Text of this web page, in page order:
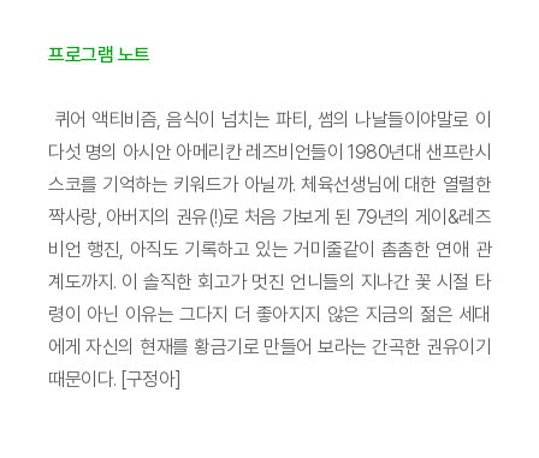
프로그램 노트
퀴어 액티비즘, 음식이 넘치는 파티, 썸의 나날들이야말로 이
다섯 명의 아시안 아메리칸 레즈비언들이 1980년대 샌프란시
스코를 기억하는 키워드가 아닐까. 체육선생님에 대한 열렬한
짝사랑, 아버지의 권유(!)로 처음 가보게 된 79년의 게이&레즈
비언 행진, 아직도 기록하고 있는 거미줄같이 촘촘한 연애 관
계도까지. 이 솔직한 회고가 멋진 언니들의 지나간 꽃 시절 타
령이 아닌 이유는 그다지 더 좋아지지 않은 지금의 젊은 세대
에게 자신의 현재를 황금기로 만들어 보라는 간곡한 권유이기
때문이다. [구정아]